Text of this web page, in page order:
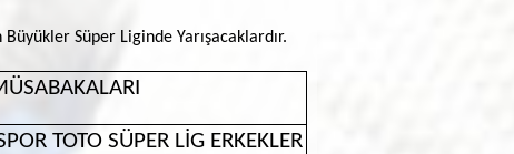
Süper Liginde Yarışacaklardır.
TOTO SÜPER LİG ERKEKLER